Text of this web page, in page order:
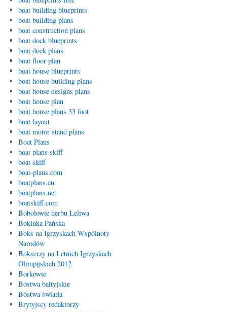
boat building blueprints
boat building plans
boat construction plans
boat dock blueprints
boat dock plans
boat floor plan
boat house blueprints
boat house building plans
boat house designs plans
boat house plan
boat house plans 33 foot
boat layout
boat motor stand plans
Boat Plans
boat plans skiff
boat skiff
boat-plans.com
boatplans.eu
boatplans.net
boatskiff.com
Bobolowie herbu Leliwa
Bokinka Pańska
Boks na Igrzyskach Wspólnoty
Narodów
Bokserzy na Letnich Igrzyskach
Olimpijskich 2012
Borkowie
Bóstwa bałtyjskie
Bóstwa światła
Brytyjscy redaktorzy